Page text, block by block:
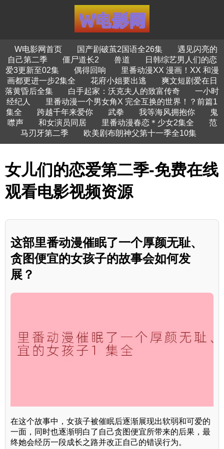
W电影网首页 国产剧破茧2国语全26集
遇见闪亮的
自己第二季
僵尸道长2 兽道
日韩综艺男人们的恋
爱3更新至02集
偶得回响
里番动漫XX 漫画！XX 和漫
画都更进一步2集全
花府小姐要出逃
爽文短剧爱在日
落黄昏后全集
白手起家：沃克夫人的致富传奇
一小时
经纪人
里番动漫一个男女角X 完全互换的世界！？前篇1
集全
跨越千年来爱你 武拳 我等海风拥抱你
鬼
噤声
和女演员同居 里番动漫春恋＊少女2集全
范
马刃牙第二季
欧美剧布朗神父第十一季全10集
女儿们的恋爱第二季-免费在线
观看电影视频资源
这部里番动漫催眠了一个厚颜无耻、
贪图便宜的女孩子的故事会如何发
展？
在这个故事中，女孩子被催眠后逐渐展现出软弱和可爱的
一面，同时也逐渐明白了自己贪图便宜所带来的后果，最
终她会经历一段成长之路并改正自己的错误行为。